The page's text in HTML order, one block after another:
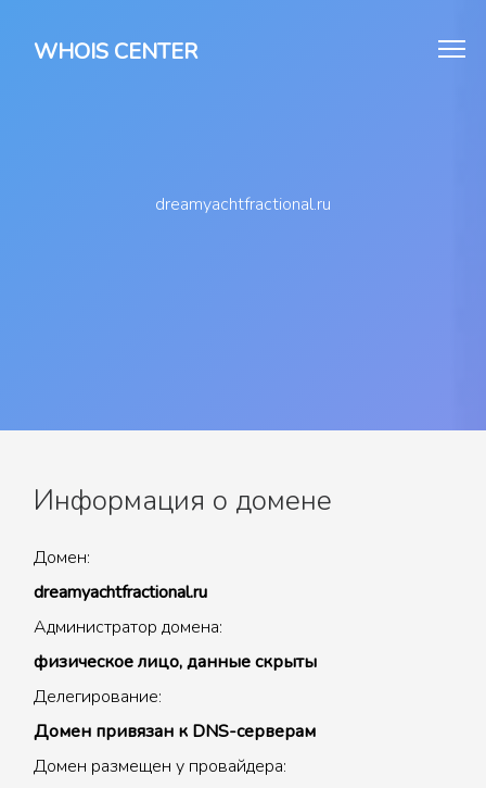
WHOIS CENTER
dreamyachtfractional.ru
Информация о домене
Домен:
dreamyachtfractional.ru
Администратор домена:
физическое лицо, данные скрыты
Делегирование:
Домен привязан к DNS-серверам
Домен размещен у провайдера: